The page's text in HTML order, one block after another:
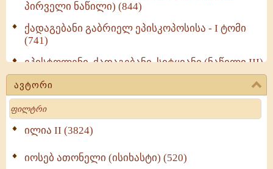
პირველი ნაწილი) (844)
ქადაგებანი გაბრიელ ეპისკოპოსისა - I ტომი
(741)
ეპისტოლენი, ქადაგებანი, სიტყვანი (ნაწილი III)
(723)
მოძღვრის ძალზე სასარგებლო რჩევები
მრევლისათვის (545)
Wisdomge (514)
ქადაგებანი გაბრიელ ეპისკოპოსისა - II ტომი
ავტორი
Search
ილია II (3824)
იოსებ ათონელი (ისიხასტი) (520)